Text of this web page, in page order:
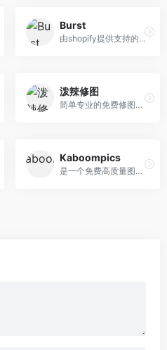
Burst
由shopify提供支持的免费图片平台
泼辣修图
简单专业的免费修图软件
Kaboompics
是一个免费高质量图片素材网